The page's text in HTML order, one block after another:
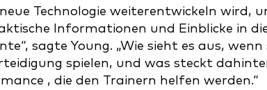
Technologie weiterentwickeln wird,
Informationen und Einblicke in
sagte Young. „Wie sieht es aus, wenn
spielen, und was steckt
, die den Trainern helfen werden.“